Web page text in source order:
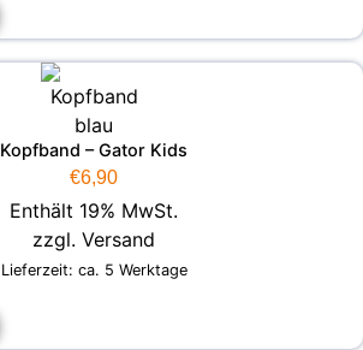
Kopfband – Gator Kids
€6,90
Enthält 19% MwSt.
zzgl. Versand
Lieferzeit: ca. 5 Werktage